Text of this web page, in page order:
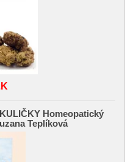
Homeopatický
Teplíková